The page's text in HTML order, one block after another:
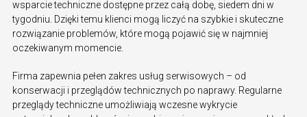
wsparcie techniczne dostępne przez całą dobę, siedem dni w
tygodniu. Dzięki temu klienci mogą liczyć na szybkie i skuteczne
rozwiązanie problemów, które mogą pojawić się w najmniej
oczekiwanym momencie.
Firma zapewnia pełen zakres usług serwisowych – od
konserwacji i przeglądów technicznych po naprawy. Regularne
przeglądy techniczne umożliwiają wczesne wykrycie